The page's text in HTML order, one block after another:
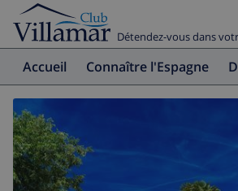
Détendez-vous dans
Accueil Connaître l'Espagne